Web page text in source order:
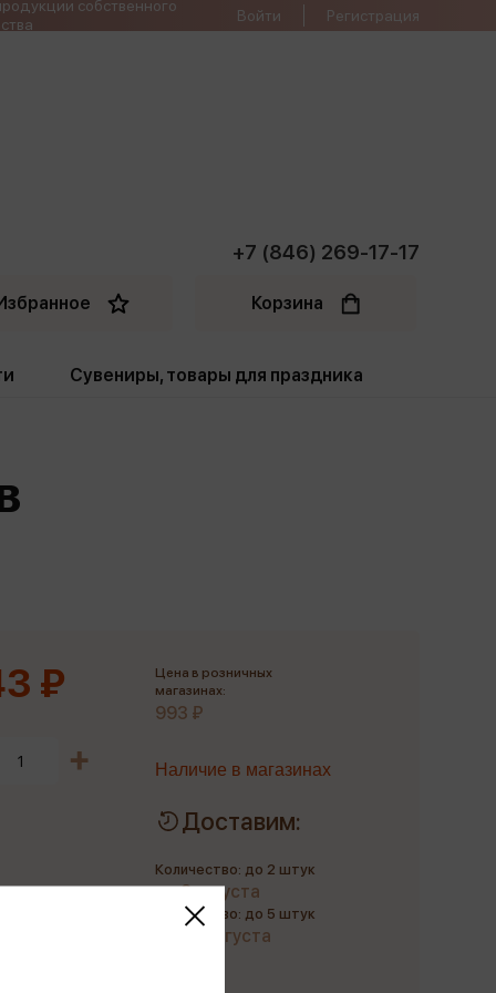
собственного
Войти Регистрация
+7 (846) 269-17-17
Корзина
Сувениры, товары для праздника
₽
Цена в розничных
магазинах:
993 ₽
Наличие в магазинах
Доставим:
Количество: до 2 штук
до 9 августа
Количество: до 5 штук
до 20 августа